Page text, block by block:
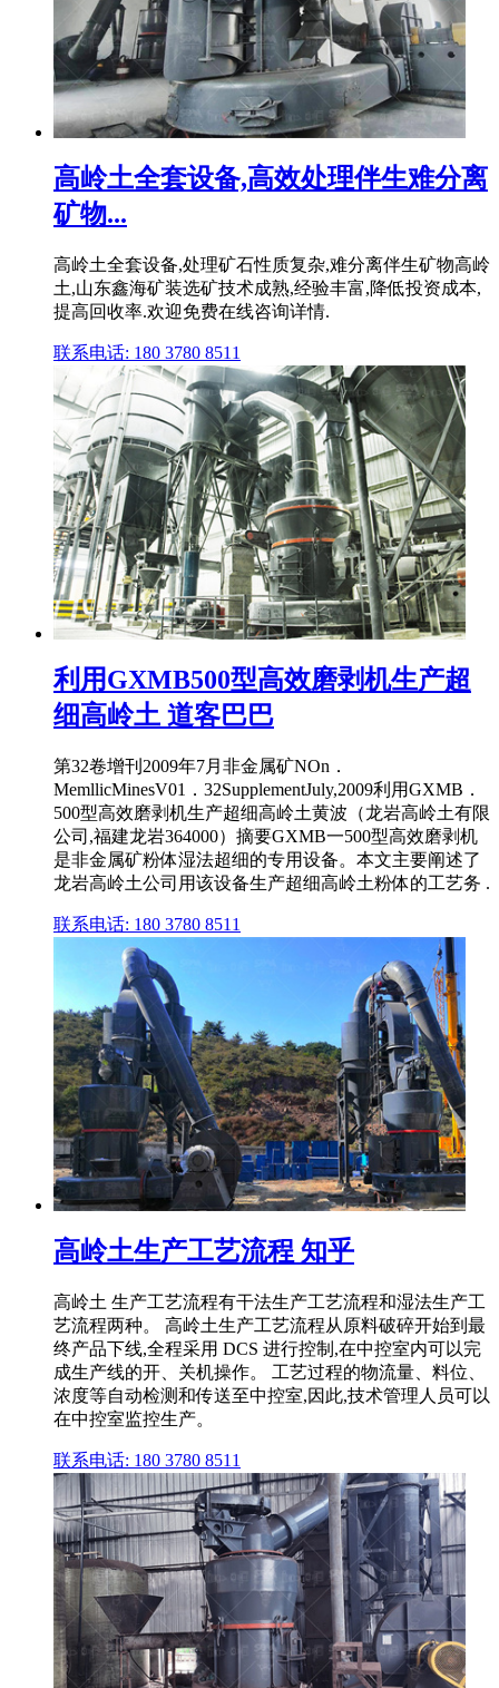
高岭土全套设备,高效处理伴生难分离
矿物...
高岭土全套设备,处理矿石性质复杂,难分离伴生矿物高岭
土,山东鑫海矿装选矿技术成熟,经验丰富,降低投资成本,
提高回收率.欢迎免费在线咨询详情.
联系电话: 180 3780 8511
利用GXMB500型高效磨剥机生产超
细高岭土 道客巴巴
第32卷增刊2009年7月非金属矿NOn．
MemllicMinesV01．32SupplementJuly,2009利用GXMB．
500型高效磨剥机生产超细高岭土黄波（龙岩高岭土有限
公司,福建龙岩364000）摘要GXMB一500型高效磨剥机
是非金属矿粉体湿法超细的专用设备。本文主要阐述了
龙岩高岭土公司用该设备生产超细高岭土粉体的工艺务 .
联系电话: 180 3780 8511
高岭土生产工艺流程 知乎
高岭土 生产工艺流程有干法生产工艺流程和湿法生产工
艺流程两种。 高岭土生产工艺流程从原料破碎开始到最
终产品下线,全程采用 DCS 进行控制,在中控室内可以完
成生产线的开、关机操作。 工艺过程的物流量、料位、
浓度等自动检测和传送至中控室,因此,技术管理人员可以
在中控室监控生产。
联系电话: 180 3780 8511